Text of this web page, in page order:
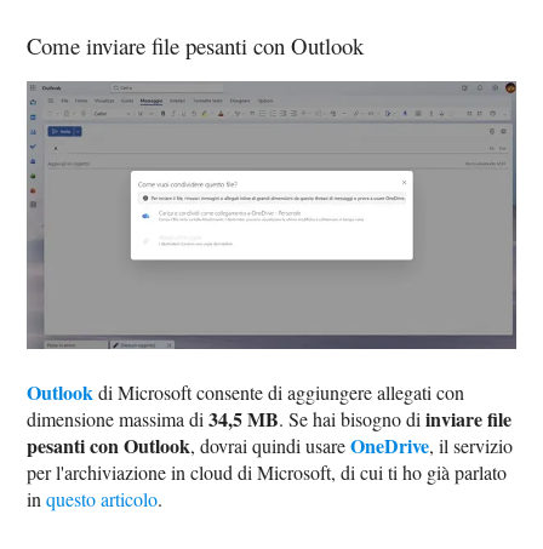
Come inviare file pesanti con Outlook
Outlookdi Microsoft consente di aggiungere allegati con
dimensione massima di34,5 MB. Se hai bisogno diinviare file
pesanti con Outlook, dovrai quindi usareOneDrive, il servizio
per l'archiviazione in cloud di Microsoft, di cui ti ho già parlato
inquesto articolo.